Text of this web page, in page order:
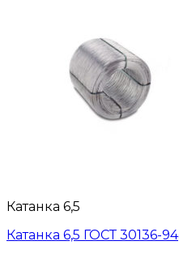
Катанка 6,5
Катанка 6,5 ГОСТ 30136-94